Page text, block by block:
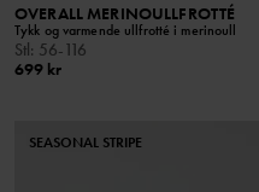
OVERALL MERINOULLFROTTÉ
Tykk og varmende ullfrotté i merinoull
Stl: 56-116
699 kr
SEASONAL STRIPE